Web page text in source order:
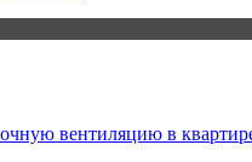
вентиляцию в